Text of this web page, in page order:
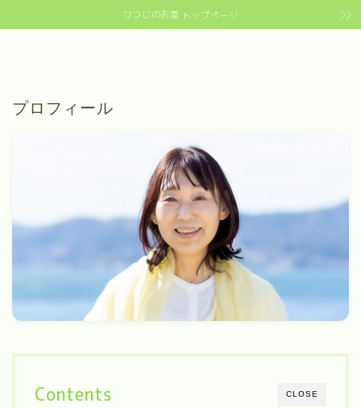
ひつじのお里 トップページ
プロフィール
CLOSE
Contents